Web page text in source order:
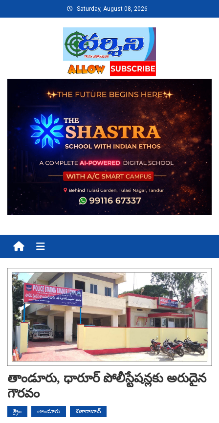
to
Saturday, August 08, 2026
Menu
తాండూరు, ధారూర్ పోలీస్టేష‌న్ల‌కు అరుదైన
గౌర‌వం
క్రైం తాండూరు వికారాబాద్